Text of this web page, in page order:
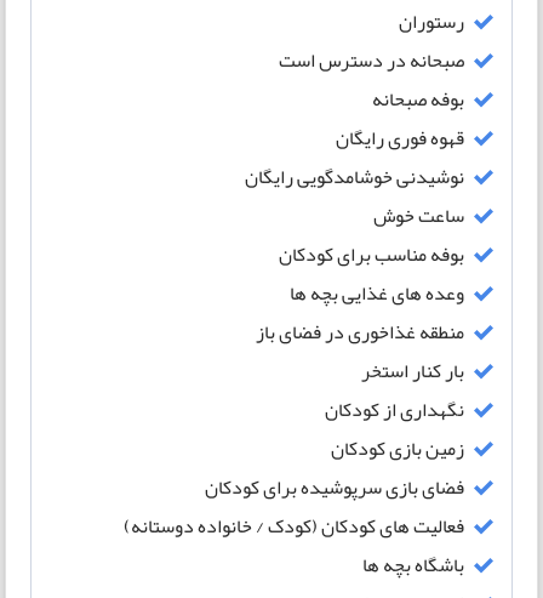
رستوران
صبحانه در دسترس است
بوفه صبحانه
قهوه فوری رایگان
نوشیدنی خوشامدگویی رایگان
ساعت خوش
بوفه مناسب برای کودکان
وعده های غذایی بچه ها
منطقه غذاخوری در فضای باز
بار کنار استخر
نگهداری از کودکان
زمین بازی کودکان
فضای بازی سرپوشیده برای کودکان
فعالیت های کودکان (کودک / خانواده دوستانه)
باشگاه بچه ها